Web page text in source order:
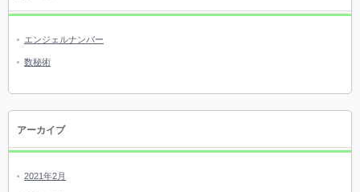
エンジェルナンバー
数秘術
アーカイブ
2021年2月